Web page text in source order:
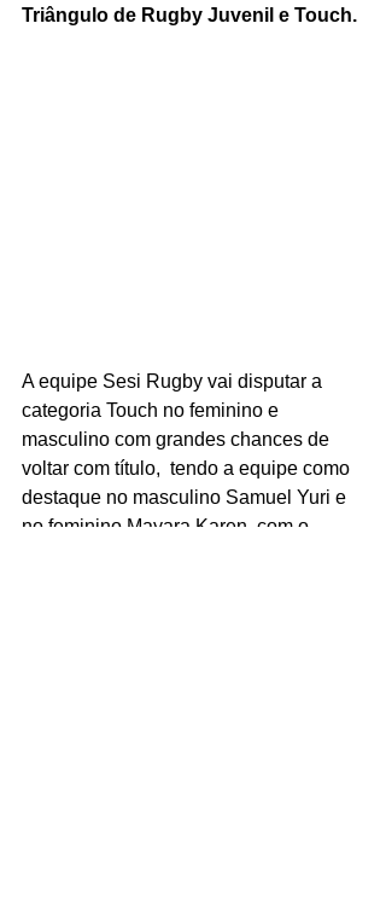
Triângulo de Rugby Juvenil e Touch.
A equipe Sesi Rugby vai disputar a
categoria Touch no feminino e
masculino com grandes chances de
voltar com título,  tendo a equipe como
destaque no masculino Samuel Yuri e
no feminino Mayara Karen, com o